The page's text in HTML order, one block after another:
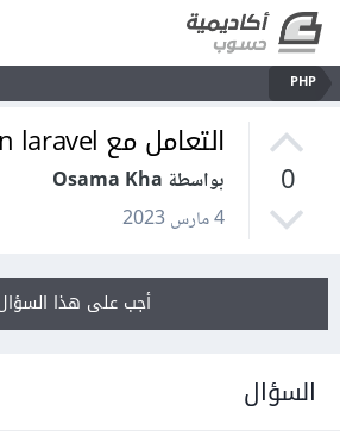
PHP
0
التعامل مع type integer in laravel
بواسطة Osama Kha
4 مارس 2023
أجب على هذا السؤال
السؤال